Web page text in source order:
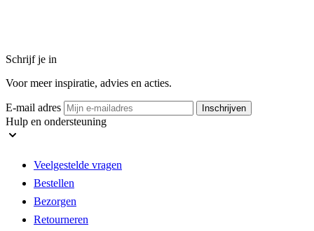
Schrijf je in
Voor meer inspiratie, advies en acties.
E-mail adres Inschrijven
Hulp en ondersteuning
Veelgestelde vragen
Bestellen
Bezorgen
Retourneren